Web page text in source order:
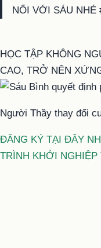
NỐI VỚI SÁU NHÉ
HỌC TẬP KHÔNG
CAO, TRỞ NÊN
Người Thầy thay đổi
ĐĂNG KÝ TẠI ĐÂY
TRÌNH KHỞI